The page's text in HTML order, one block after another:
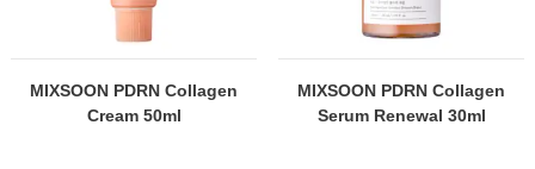
MIXSOON PDRN Collagen
Cream 50ml
MIXSOON PDRN Collagen
Serum Renewal 30ml